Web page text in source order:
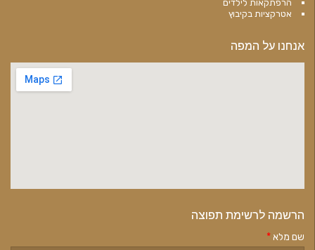
הרפתקאות לילדים
אטרקציות בקיבוץ
אנחנו על המפה
הרשמה לרשימת תפוצה
שם מלא*